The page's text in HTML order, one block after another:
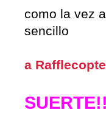
como la vez
sencillo
a